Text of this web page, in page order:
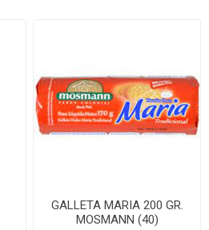
GALLETA MARIA 200 GR.
MOSMANN (40)